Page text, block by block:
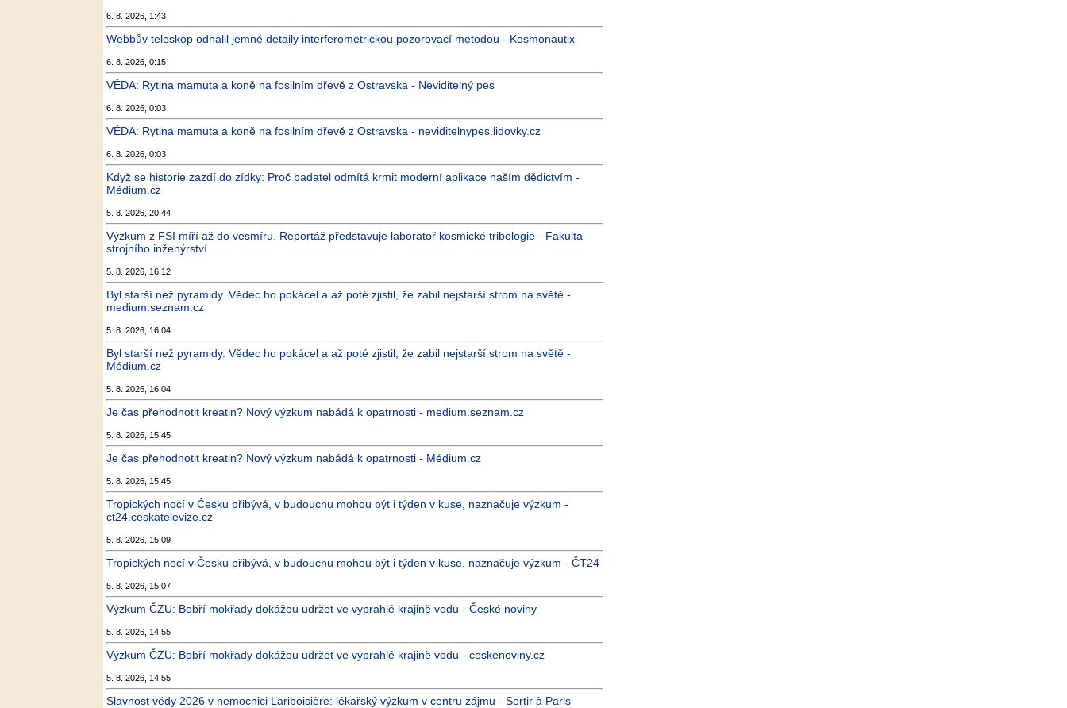
6. 8. 2026, 1:43
Webbův teleskop odhalil jemné detaily interferometrickou pozorovací metodou - Kosmonautix
6. 8. 2026, 0:15
VĚDA: Rytina mamuta a koně na fosilním dřevě z Ostravska - Neviditelný pes
6. 8. 2026, 0:03
VĚDA: Rytina mamuta a koně na fosilním dřevě z Ostravska - neviditelnypes.lidovky.cz
6. 8. 2026, 0:03
Když se historie zazdí do zídky: Proč badatel odmítá krmit moderní aplikace naším dědictvím -
Médium.cz
5. 8. 2026, 20:44
Výzkum z FSI míří až do vesmíru. Reportáž představuje laboratoř kosmické tribologie - Fakulta
strojního inženýrství
5. 8. 2026, 16:12
Byl starší než pyramidy. Vědec ho pokácel a až poté zjistil, že zabil nejstarší strom na světě -
medium.seznam.cz
5. 8. 2026, 16:04
Byl starší než pyramidy. Vědec ho pokácel a až poté zjistil, že zabil nejstarší strom na světě -
Médium.cz
5. 8. 2026, 16:04
Je čas přehodnotit kreatin? Nový výzkum nabádá k opatrnosti - medium.seznam.cz
5. 8. 2026, 15:45
Je čas přehodnotit kreatin? Nový výzkum nabádá k opatrnosti - Médium.cz
5. 8. 2026, 15:45
Tropických nocí v Česku přibývá, v budoucnu mohou být i týden v kuse, naznačuje výzkum -
ct24.ceskatelevize.cz
5. 8. 2026, 15:09
Tropických nocí v Česku přibývá, v budoucnu mohou být i týden v kuse, naznačuje výzkum - ČT24
5. 8. 2026, 15:07
Výzkum ČZU: Bobří mokřady dokážou udržet ve vyprahlé krajině vodu - České noviny
5. 8. 2026, 14:55
Výzkum ČZU: Bobří mokřady dokážou udržet ve vyprahlé krajině vodu - ceskenoviny.cz
5. 8. 2026, 14:55
Slavnost vědy 2026 v nemocnici Lariboisière: lékařský výzkum v centru zájmu - Sortir à Paris